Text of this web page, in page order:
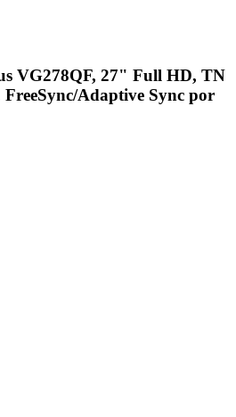
VG278QF, 27" Full HD, TN
Adaptive Sync por